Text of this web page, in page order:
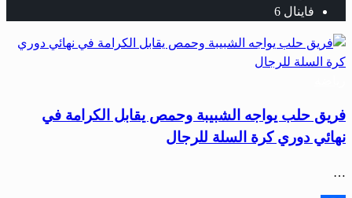
فاينال 6
فريق حلب يواجه الشبيبة وحمص يقابل الكرامة في
نهائي دوري كرة السلة للرجال
…